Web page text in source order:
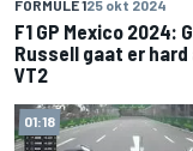
FORMULE 125 okt 2024
F1 GP Mexico 2024:
Russell gaat er hard
VT2
01:18